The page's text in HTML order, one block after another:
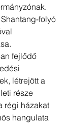
folyó
fejlődő
létrejött a
része
régi házakat
hangulata